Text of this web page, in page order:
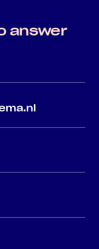
answer